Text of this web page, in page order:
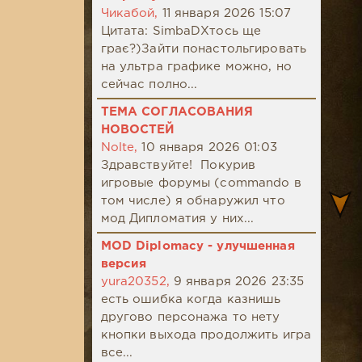
Чикабой,
11 января 2026 15:07
Цитата: SimbaDХтось ще
грає?)Зайти понастольгировать
на ультра графике можно, но
сейчас полно...
ТЕМА СОГЛАСОВАНИЯ
НОВОСТЕЙ
Nolte,
10 января 2026 01:03
Здравствуйте! Покурив
игровые форумы (commando в
том числе) я обнаружил что
мод Дипломатия у них...
MOD Diplomacy - улучшенная
версия
yura20352, 9 января 2026 23:35
есть ошибка когда казнишь
другово персонажа то нету
кнопки выхода продолжить игра
все...